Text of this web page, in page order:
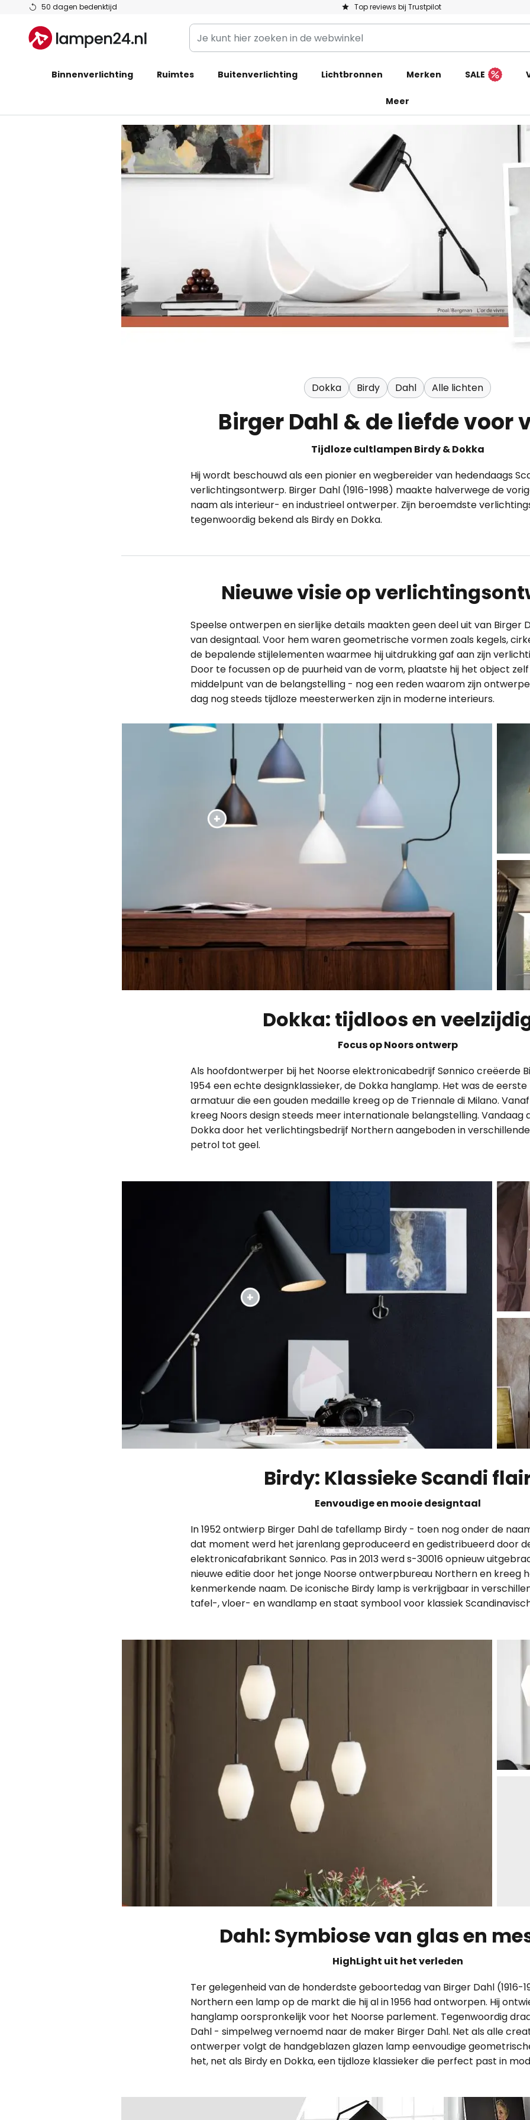
50 dagen bedenktijd Top reviews bij Trustpilot
Ga
de
inhoud
Je
kunt
zoeken
webwinkel
Binnenverlichting Ruimtes Buitenverlichting Lichtbronnen Merken SALE
Meer
Dokka Birdy Dahl Alle lichten
Birger Dahl & de liefde voor
Tijdloze cultlampen Birdy & Dokka
Hij wordt beschouwd als een pionier en wegbereider van hedendaags
verlichtingsontwerp. Birger Dahl (1916-1998) maakte halverwege de
naam als interieur- en industrieel ontwerper. Zijn beroemdste
tegenwoordig bekend als Birdy en Dokka.
Nieuwe visie op
Speelse ontwerpen en sierlijke details maakten geen deel uit van Birger
van designtaal. Voor hem waren geometrische vormen zoals kegels,
de bepalende stijlelementen waarmee hij uitdrukking gaf aan zijn
Door te focussen op de puurheid van de vorm, plaatste hij het object
middelpunt van de belangstelling - nog een reden waarom zijn
dag nog steeds tijdloze meesterwerken zijn in moderne interieurs.
Dokka: tijdloos en
Focus op Noors ontwerp
Als hoofdontwerper bij het Noorse elektronicabedrijf Sønnico creëerde
1954 een echte designklassieker, de Dokka hanglamp. Het was de eerste
armatuur die een gouden medaille kreeg op de Triennale di Milano.
kreeg Noors design steeds meer internationale belangstelling. Vandaag
Dokka door het verlichtingsbedrijf Northern aangeboden in
petrol tot geel.
Birdy: Klassieke Scandi
Eenvoudige en mooie designtaal
In 1952 ontwierp Birger Dahl de tafellamp Birdy - toen nog onder de
dat moment werd het jarenlang geproduceerd en gedistribueerd door
elektronicafabrikant Sønnico. Pas in 2013 werd s-30016 opnieuw
nieuwe editie door het jonge Noorse ontwerpbureau Northern en kreeg
kenmerkende naam. De iconische Birdy lamp is verkrijgbaar in
tafel-, vloer- en wandlamp en staat symbool voor klassiek
Dahl: Symbiose van glas en
HighLight uit het verleden
Ter gelegenheid van de honderdste geboortedag van Birger Dahl (1916-
Northern een lamp op de markt die hij al in 1956 had ontworpen. Hij
hanglamp oorspronkelijk voor het Noorse parlement. Tegenwoordig
Dahl - simpelweg vernoemd naar de maker Birger Dahl. Net als alle
ontwerper volgt de handgeblazen glazen lamp eenvoudige
het, net als Birdy en Dokka, een tijdloze klassieker die perfect past in